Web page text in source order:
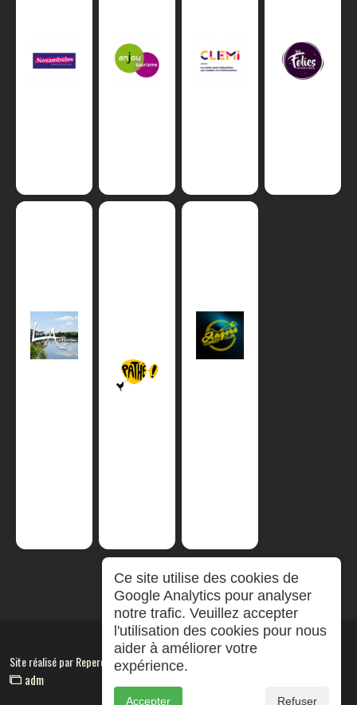
Site réalisé parRepereCom
adm
Ce site utilise des cookies de
Google Analytics pour analyser
notre trafic. Veuillez accepter
l'utilisation des cookies pour nous
aider à améliorer votre
expérience.
Accepter Refuser